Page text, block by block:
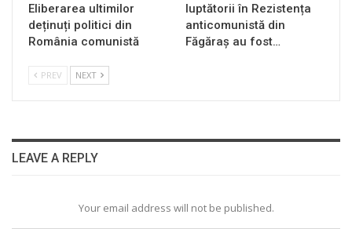
Eliberarea ultimilor
deținuți politici din
România comunistă
luptătorii în Rezistența
anticomunistă din
Făgăraș au fost…
PREV NEXT
LEAVE A REPLY
Your email address will not be published.